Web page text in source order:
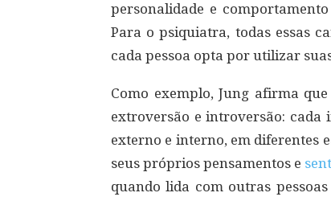
personalidade e
Para o psiquiatra, todas essas
cada pessoa opta por utilizar
Como exemplo, Jung afirma
extroversão e introversão:
externo e interno, em diferentes
seus próprios pensamentos e
quando lida com outras